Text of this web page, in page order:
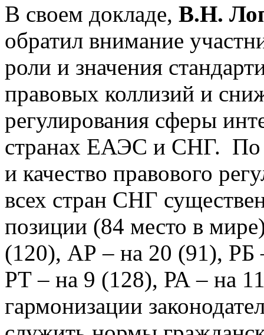
В своем докладе, В.Н.
обратил внимание
роли и значения
правовых коллизий и
регулирования сферы
странах ЕАЭС и СНГ. По
и качество правового
всех стран СНГ
позиции (84 место в
(120), АР – на 20 (91), РБ
РТ – на 9 (128), РА – на
гармонизации